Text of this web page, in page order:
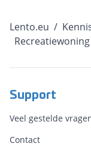
Lento.eu /
Support
Veel gestelde
Contact